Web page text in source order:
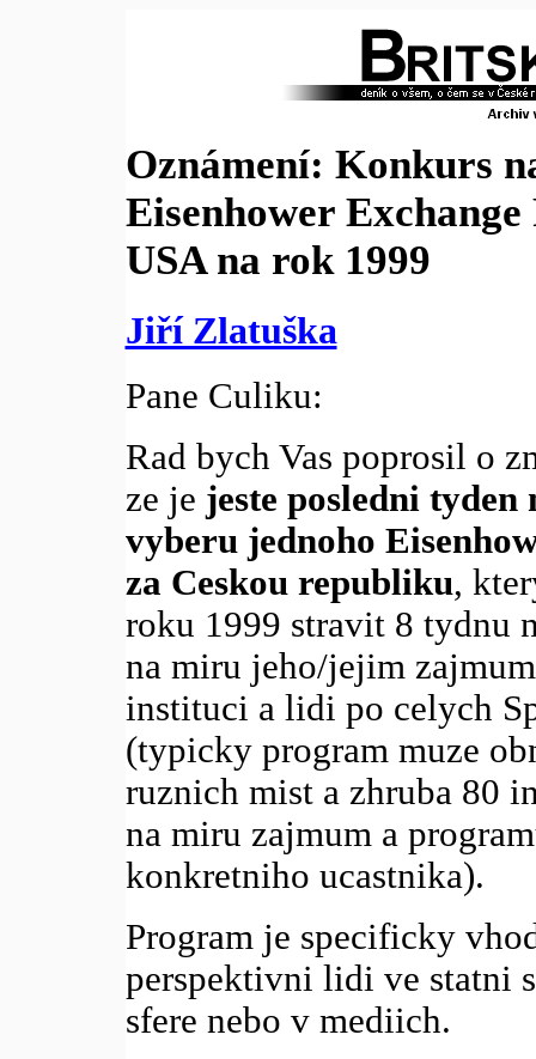
Oznámení: Konkurs
Eisenhower
USA na rok 1999
Jiří Zlatuška
Pane Culiku:
Rad bych Vas poprosil o
ze je jeste posledni tyden
vyberu jednoho
za Ceskou republiku,
roku 1999 stravit 8 tydnu
na miru jeho/jejim
instituci a lidi po celych
(typicky program muze
ruznich mist a zhruba 80
na miru zajmum a
konkretniho ucastnika).
Program je specificky
perspektivni lidi ve statni
sfere nebo v mediich.